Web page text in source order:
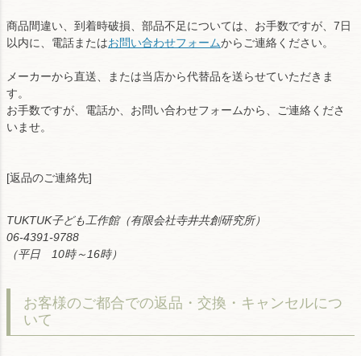
商品間違い、到着時破損、部品不足については、お手数ですが、7日
以内に、電話またはお問い合わせフォームからご連絡ください。
メーカーから直送、または当店から代替品を送らせていただきま
す。
お手数ですが、電話か、お問い合わせフォームから、ご連絡くださ
いませ。
[返品のご連絡先]
TUKTUK子ども工作館（有限会社寺井共創研究所）
06-4391-9788
（平日 10時～16時）
お客様のご都合での返品・交換・キャンセルにつ
いて